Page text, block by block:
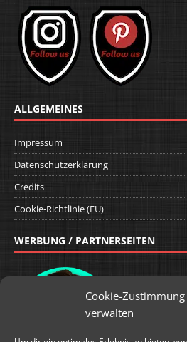
Cookie-Zustimmung
verwalten
ALLGEMEINES
Impressum
Datenschutzerklärung
Credits
Cookie-Richtlinie (EU)
WERBUNG / PARTNERSEITEN